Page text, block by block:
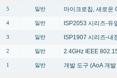
5 일반 마이크로칩, 새로운
4 일반 ISP2053 시리즈-듀
3 일반 ISP1907 시리즈-내
2 일반 2.4GHz IEEE
1 일반 개발 도구 (AoA 개